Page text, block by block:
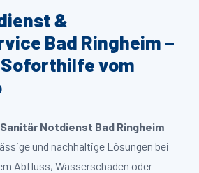
&
Bad Ringheim –
vom
Sanitär Notdienst Bad Ringheim
und nachhaltige Lösungen bei
Abfluss, Wasserschaden oder